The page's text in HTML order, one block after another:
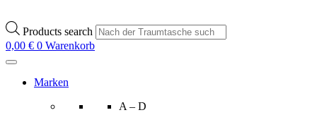
Products search
0,00 € 0 Warenkorb
Marken
A – D